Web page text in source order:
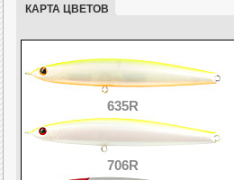
КАРТА ЦВЕТОВ
635R
706R